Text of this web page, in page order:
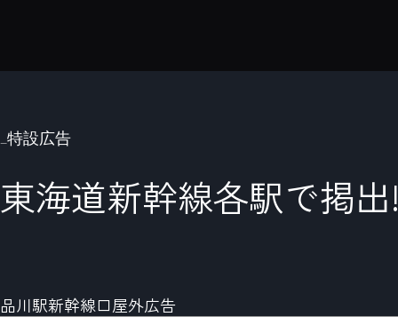
_特設広告
東海道新幹線各駅で掲
品川駅新幹線口屋外広告